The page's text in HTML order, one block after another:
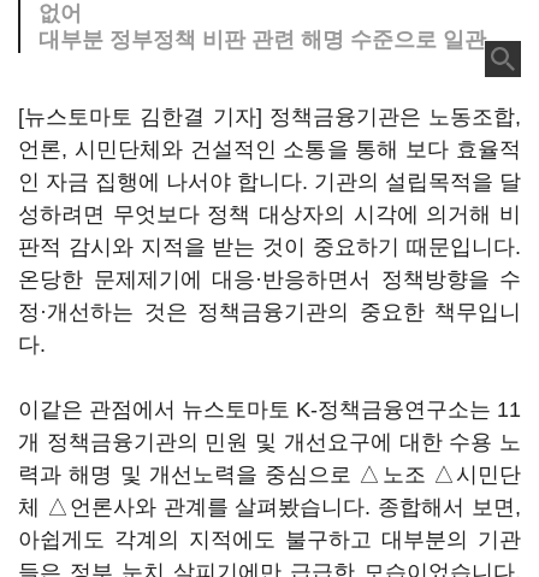
없어
대부분 정부정책 비판 관련 해명 수준으로 일관
[뉴스토마토 김한결 기자] 정책금융기관은 노동조합,
언론, 시민단체와 건설적인 소통을 통해 보다 효율적
인 자금 집행에 나서야 합니다. 기관의 설립목적을 달
성하려면 무엇보다 정책 대상자의 시각에 의거해 비
판적 감시와 지적을 받는 것이 중요하기 때문입니다.
온당한 문제제기에 대응·반응하면서 정책방향을 수
정·개선하는 것은 정책금융기관의 중요한 책무입니
다.
이같은 관점에서 뉴스토마토 K-정책금융연구소는 11
개 정책금융기관의 민원 및 개선요구에 대한 수용 노
력과 해명 및 개선노력을 중심으로 △노조 △시민단
체 △언론사와 관계를 살펴봤습니다. 종합해서 보면,
아쉽게도 각계의 지적에도 불구하고 대부분의 기관
들은 정부 눈치 살피기에만 급급한 모습이었습니다.